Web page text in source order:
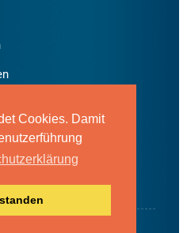
Cookies. Damit